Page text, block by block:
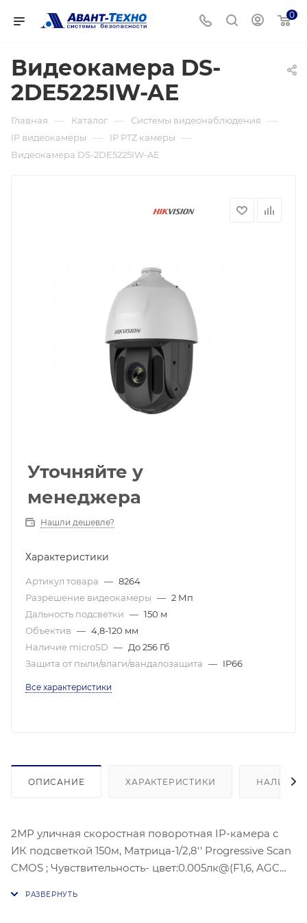
0
Видеокамера DS-
2DE5225IW-AE
Главная — Каталог — Системы видеонаблюдения —
IP видеокамеры — IP PTZ камеры —
Видеокамера DS-2DE5225IW-AE
Уточняйте у
менеджера
Нашли дешевле?
Характеристики
Артикул товара — 8264
Разрешение видеокамеры — 2 Мп
Дальность подсветки — 150 м
Объектив — 4,8-120 мм
Наличие microSD — До 256 Гб
Защита от пыли/влаги/вандалозащита — IP66
Все характеристики
ОПИСАНИЕ ХАРАКТЕРИСТИКИ НАЛИЧИЕ
2МР уличная скоростная поворотная IP-камера с
ИК подсветкой 150м, Матрица-1/2,8'' Progressive Scan
CMOS ; Чувствительность- цвет:0.005лк@(F1,6, AGC